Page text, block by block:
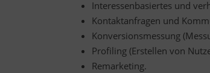
Interessenbasiertes und
Kontaktanfragen und
Konversionsmessung
Profiling (Erstellen von
Remarketing.